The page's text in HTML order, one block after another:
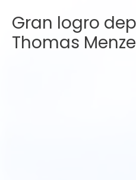
Gran logro
Thomas